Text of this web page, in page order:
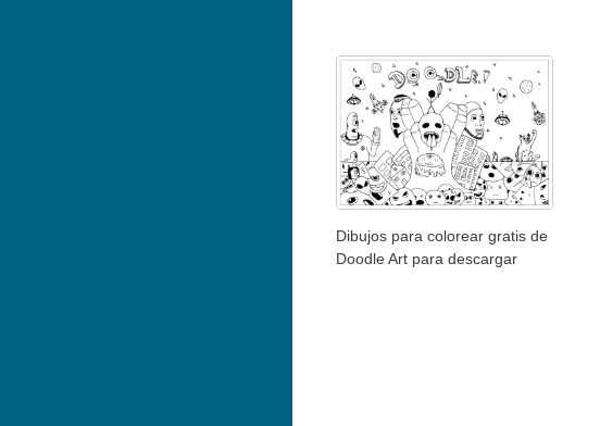
Dibujos para colorear gratis de
Doodle Art para descargar